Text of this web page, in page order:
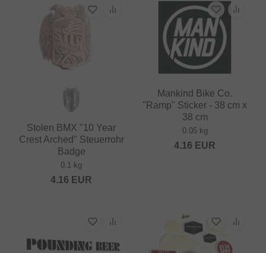
Stolen BMX "10 Year
Crest Arched" Steuerrohr
Badge
0.1 kg
4.16 EUR
Mankind Bike Co.
"Ramp" Sticker - 38 cm x
38 cm
0.05 kg
4.16 EUR